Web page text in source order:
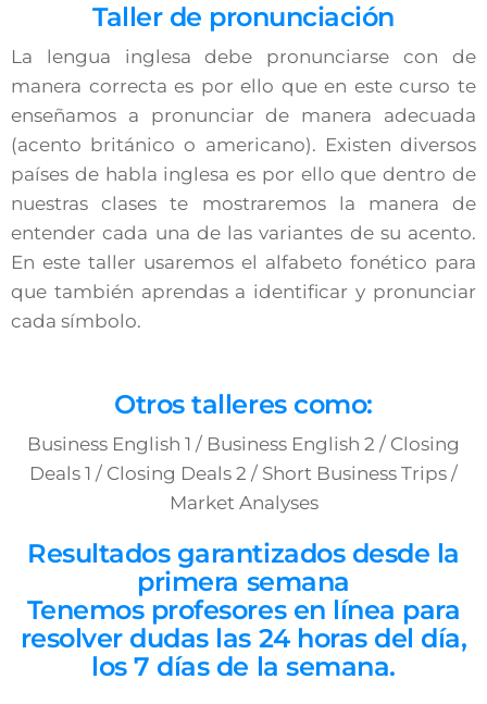
Taller de pronunciación
La lengua inglesa debe pronunciarse con de
manera correcta es por ello que en este curso te
enseñamos a pronunciar de manera adecuada
(acento británico o americano). Existen diversos
países de habla inglesa es por ello que dentro de
nuestras clases te mostraremos la manera de
entender cada una de las variantes de su acento.
En este taller usaremos el alfabeto fonético para
que también aprendas a identificar y pronunciar
cada símbolo.
Otros talleres como:
Business English 1 / Business English 2 / Closing
Deals 1 / Closing Deals 2 / Short Business Trips /
Market Analyses
Resultados garantizados desde la
primera semana
Tenemos profesores en línea para
resolver dudas las 24 horas del día,
los 7 días de la semana.